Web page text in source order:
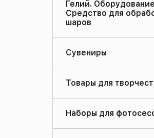
Гелий.
Средство для
шаров
Сувениры
Товары для
Наборы для